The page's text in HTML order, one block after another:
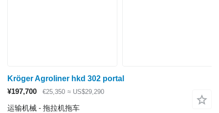
Kröger Agroliner hkd 302 portal
¥197,700
€25,350 ≈ US$29,290
运输机械 - 拖拉机拖车